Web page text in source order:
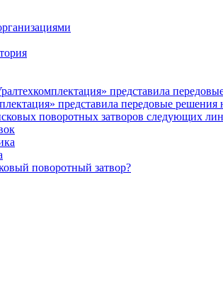
представила
представила передовые
поворотных затворов следующих
поворотный затвор?